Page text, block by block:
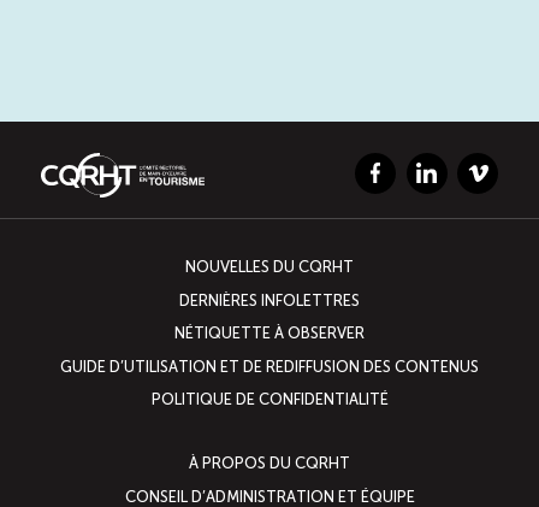
FacebookLinkedInVimeo
NOUVELLES DU CQRHT
DERNIÈRES INFOLETTRES
NÉTIQUETTE À OBSERVER
GUIDE D’UTILISATION ET DE REDIFFUSION DES CONTENUS
POLITIQUE DE CONFIDENTIALITÉ
À PROPOS DU CQRHT
CONSEIL D’ADMINISTRATION ET ÉQUIPE